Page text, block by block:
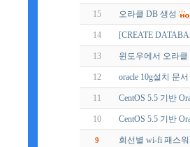
15 오라클 DB 생성
14 [CREATE
13 윈도우에서 오라클
12 oracle 10g설치 문서
11 CentOS 5.5 기반
10 CentOS 5.5 기반
9 회선별 wi-fi 패스